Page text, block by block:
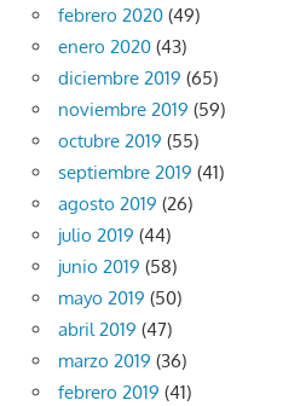
febrero 2020 (49)
enero 2020 (43)
diciembre 2019 (65)
noviembre 2019 (59)
octubre 2019 (55)
septiembre 2019 (41)
agosto 2019 (26)
julio 2019 (44)
junio 2019 (58)
mayo 2019 (50)
abril 2019 (47)
marzo 2019 (36)
febrero 2019 (41)